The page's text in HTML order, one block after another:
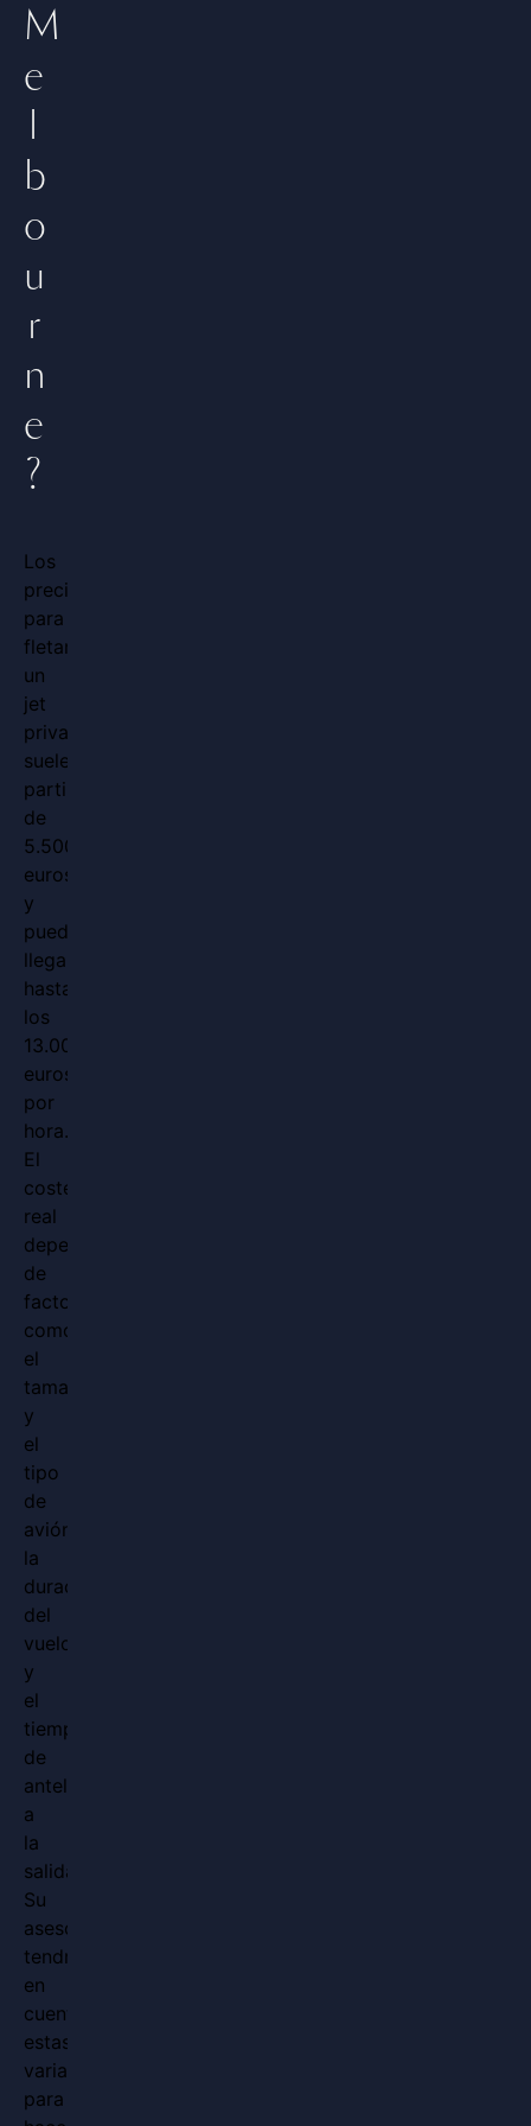
M
e
l
b
o
u
r
n
e
?
Los
precios
para
fletar
un
jet
privado
suelen
partir
de
5.500
euros
y
pueden
llegar
hasta
los
13.000
euros
por
hora.
El
coste
real
depende
de
factores
como
el
tamaño
y
el
tipo
de
avión,
la
duración
del
vuelo
y
el
tiempo
de
antelación
a
la
salida.
Su
asesor
tendrá
en
cuenta
estas
variables
para